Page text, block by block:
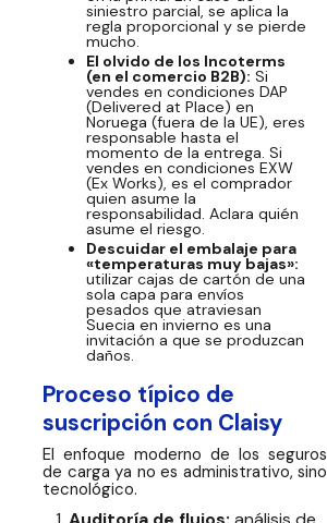
siniestro parcial, se aplica la
regla proporcional y se pierde
mucho.
El olvido de los Incoterms
(en el comercio B2B): Si
vendes en condiciones DAP
(Delivered at Place) en
Noruega (fuera de la UE), eres
responsable hasta el
momento de la entrega. Si
vendes en condiciones EXW
(Ex Works), es el comprador
quien asume la
responsabilidad. Aclara quién
asume el riesgo.
Descuidar el embalaje para
«temperaturas muy bajas»:
utilizar cajas de cartón de una
sola capa para envíos
pesados que atraviesan
Suecia en invierno es una
invitación a que se produzcan
daños.
Proceso típico de
suscripción con Claisy
El enfoque moderno de los seguros
de carga ya no es administrativo, sino
tecnológico.